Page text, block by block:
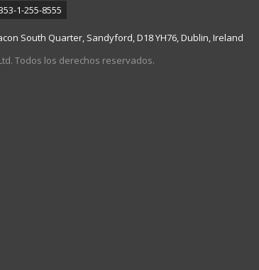
1-255-8555
South Quarter, Sandyford, D18 YH76, Dublin, Ireland
Todos los derechos reservados.